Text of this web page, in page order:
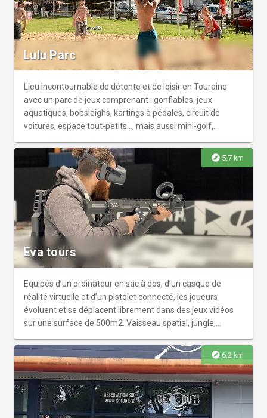
corps et esprit. Sauna, hammam, jacuzzi, massages,spa
ainsi qu’une grotte à sel (halothérapie) sont proposés.
Bassins à l'extérieur et à l'intérieur.
Lulu Parc
Lieu incontournable de détente et de loisir en Touraine
avec un parc de jeux comprenant : gonflables, jeux
aquatiques, bobsleighs, kartings à pédales, circuit de
voitures, espace tout-petits..., mais aussi mini-golf,
animations dansantes.
explore 5.7 km
Eva tours
Equipés d’un ordinateur en sac à dos, d’un casque de
réalité virtuelle et d’un pistolet connecté, les joueurs
évoluent et se déplacent librement dans des jeux vidéos
sur une surface de 500m2. Vaisseau spatial, jungle,
Mode coopération avec la mission Legend of Mars, mode
Zombie ou mode plus compétitif avec Battle Arena, EVA
séduit tous types de public. D’une surface de 2000m2, EVA
Tours dispose de 2 arènes de 500m2 chacune, d’un bar e-
sport ainsi que d’une salle de séminaire pour recevoir des
entreprises.
explore 6.2 km